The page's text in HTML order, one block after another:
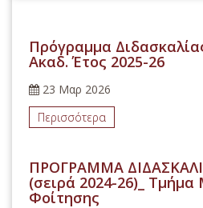
ΝΕΑ ΑΝΑΚΟΙΝΩΣΕΙΣ
ΕΠΙΚΟΙΝΩΝΙΑ
Πρόγραμμα
Ακαδ. Έτος 2025-26
23 Μαρ 2026
Περισσότερα
ΠΡΟΓΡΑΜΜΑ
(σειρά 2024-26)_ Τμήμα
Φοίτησης